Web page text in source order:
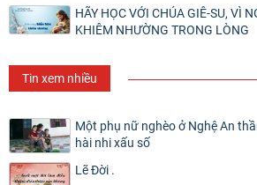
HÃY HỌC VỚI CHÚA GIÊ-SU, VÌ
KHIÊM NHƯỜNG TRONG LÒNG
Tin xem nhiều
Một phụ nữ nghèo ở Nghệ An
hài nhi xấu số
Lẽ Đời .